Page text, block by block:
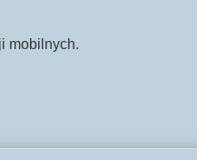
mobilnych.